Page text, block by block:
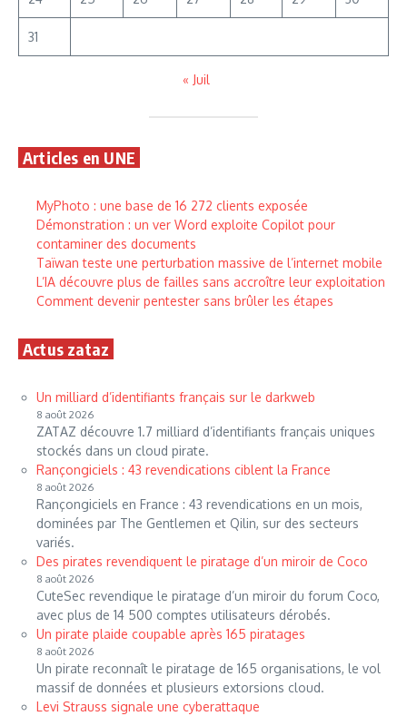
31
« Juil
Articles en UNE
MyPhoto : une base de 16 272 clients exposée
Démonstration : un ver Word exploite Copilot pour
contaminer des documents
Taïwan teste une perturbation massive de l’internet mobile
L’IA découvre plus de failles sans accroître leur exploitation
Comment devenir pentester sans brûler les étapes
Actus zataz
Un milliard d’identifiants français sur le darkweb
8 août 2026
ZATAZ découvre 1.7 milliard d’identifiants français uniques
stockés dans un cloud pirate.
Rançongiciels : 43 revendications ciblent la France
8 août 2026
Rançongiciels en France : 43 revendications en un mois,
dominées par The Gentlemen et Qilin, sur des secteurs
variés.
Des pirates revendiquent le piratage d’un miroir de Coco
8 août 2026
CuteSec revendique le piratage d’un miroir du forum Coco,
avec plus de 14 500 comptes utilisateurs dérobés.
Un pirate plaide coupable après 165 piratages
8 août 2026
Un pirate reconnaît le piratage de 165 organisations, le vol
massif de données et plusieurs extorsions cloud.
Levi Strauss signale une cyberattaque